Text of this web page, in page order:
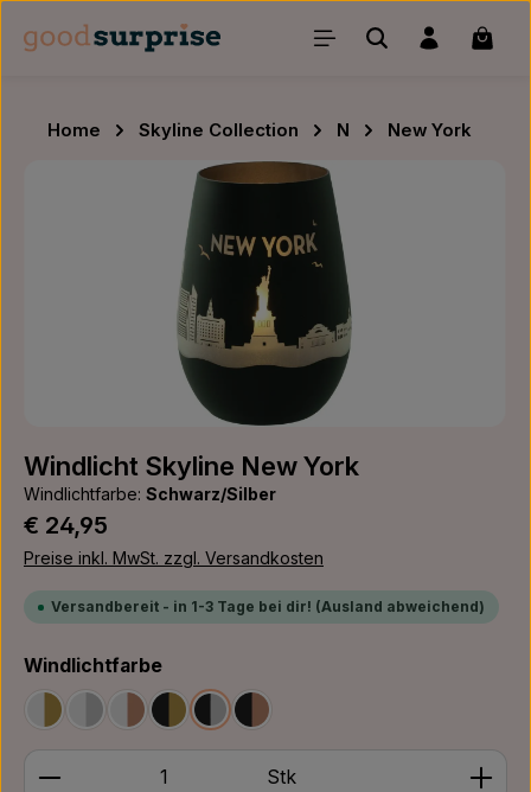
Zum Hauptinhalt springen
Home Skyline Collection N
New York
Bildergalerie überspringen
Windlicht Skyline New York
Windlichtfarbe: Schwarz/Silber
Regulärer Preis:
€ 24,95
Preise inkl. MwSt. zzgl. Versandkosten
Versandbereit - in 1-3 Tage bei dir! (Ausland abweichend)
Windlichtfarbeauswählen
Weiß/GoldWeiß/Silber
Weiß/Bronze
Schwarz/Gold
Schwarz/Silber
Schwarz/Bronze
Produkt Anzahl: Gib den gewünschten Wert ein
Stk